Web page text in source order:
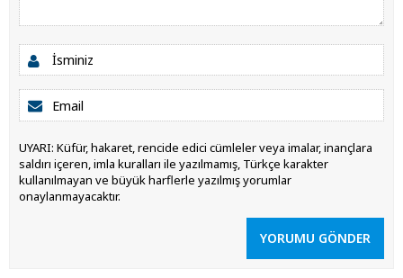
UYARI: Küfür, hakaret, rencide edici cümleler veya imalar, inançlara
saldırı içeren, imla kuralları ile yazılmamış, Türkçe karakter
kullanılmayan ve büyük harflerle yazılmış yorumlar
onaylanmayacaktır.
YORUMU GÖNDER